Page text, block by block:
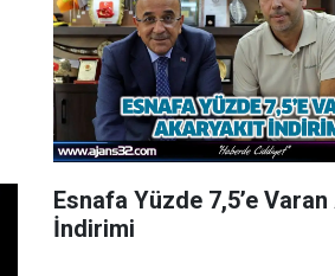
Esnafa Yüzde 7,5’e
İndirimi